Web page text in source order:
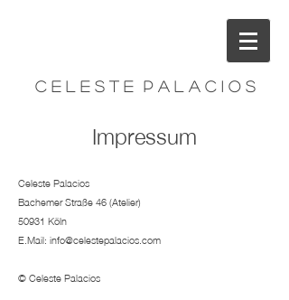
C e l e s t e P a l a c i o s
Impressum
Celeste Palacios
Bachemer Straße 46 (Atelier)
50931 Köln
E.Mail:info@celestepalacios.com
© Celeste Palacios